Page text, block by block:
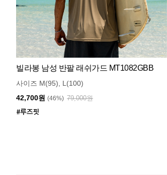
빌라봉 남성 반팔 래쉬가드 MT1082GBB
사이즈 M(95), L(100)
42,700원 (46%) 79,000원